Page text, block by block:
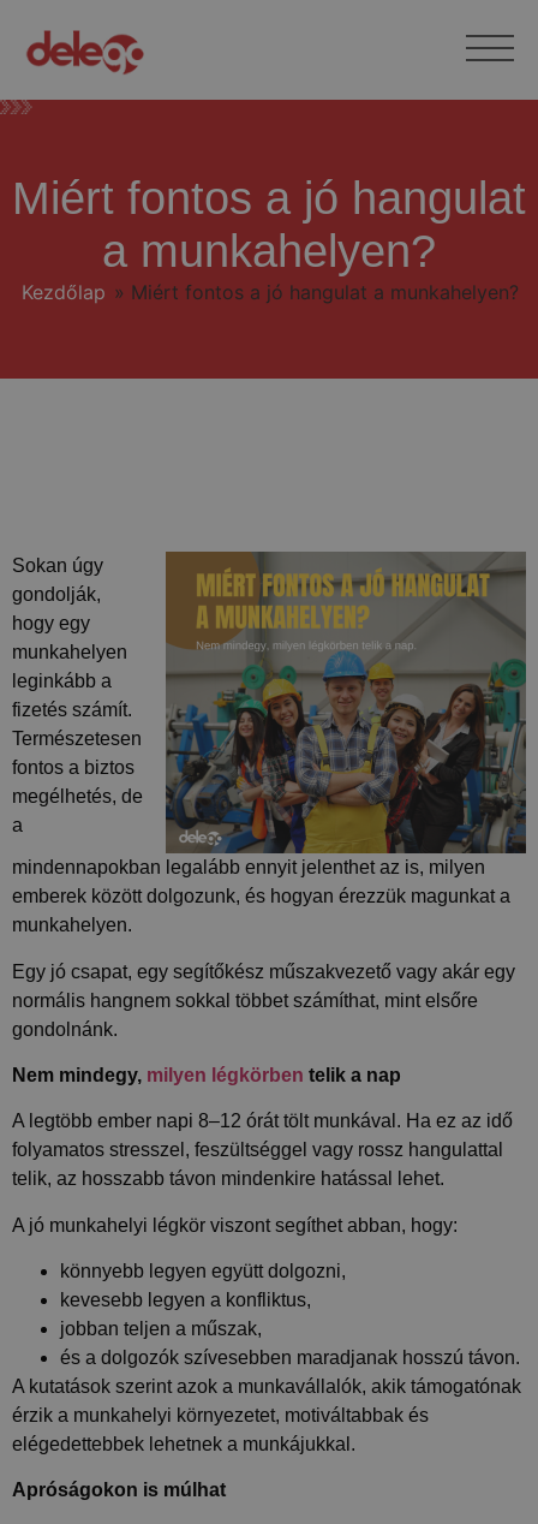
Miért fontos a jó hangulat
a munkahelyen?
Kezdőlap » Miért fontos a jó hangulat a munkahelyen?
Sokan úgy
gondolják,
hogy egy
munkahelyen
leginkább a
fizetés számít.
Természetesen
fontos a biztos
megélhetés, de
a
mindennapokban legalább ennyit jelenthet az is, milyen
emberek között dolgozunk, és hogyan érezzük magunkat a
munkahelyen.
Egy jó csapat, egy segítőkész műszakvezető vagy akár egy
normális hangnem sokkal többet számíthat, mint elsőre
gondolnánk.
Nem mindegy, milyen légkörben telik a nap
A legtöbb ember napi 8–12 órát tölt munkával. Ha ez az idő
folyamatos stresszel, feszültséggel vagy rossz hangulattal
telik, az hosszabb távon mindenkire hatással lehet.
A jó munkahelyi légkör viszont segíthet abban, hogy:
könnyebb legyen együtt dolgozni,
kevesebb legyen a konfliktus,
jobban teljen a műszak,
és a dolgozók szívesebben maradjanak hosszú távon.
A kutatások szerint azok a munkavállalók, akik támogatónak
érzik a munkahelyi környezetet, motiváltabbak és
elégedettebbek lehetnek a munkájukkal.
Apróságokon is múlhat